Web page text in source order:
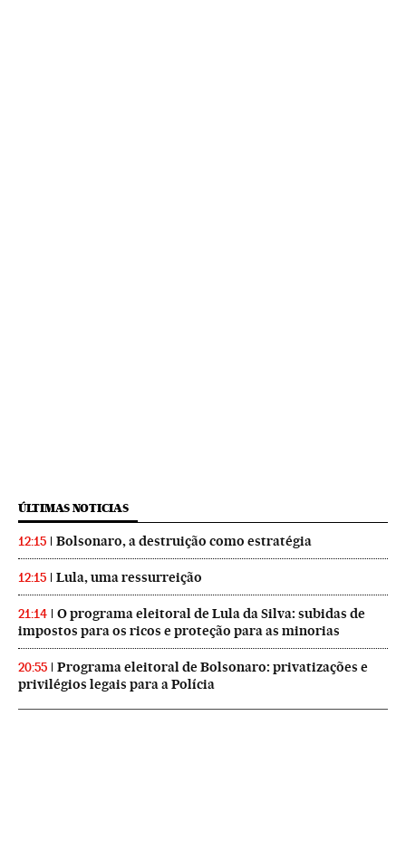
ÚLTIMAS NOTICIAS
12:15 Bolsonaro, a destruição como estratégia
12:15 Lula, uma ressurreição
21:14
O programa eleitoral de Lula da Silva: subidas de
impostos para os ricos e proteção para as minorias
20:55
Programa eleitoral de Bolsonaro: privatizações e
privilégios legais para a Polícia